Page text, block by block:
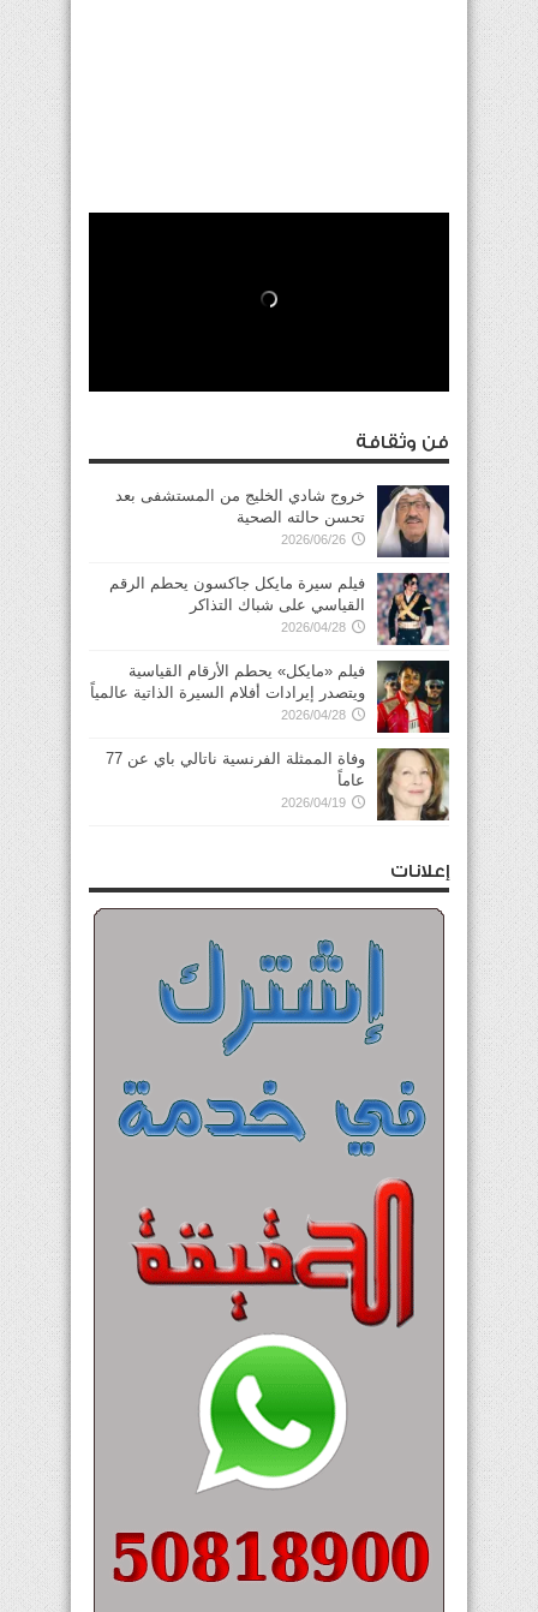
فن وثقافة
خروج شادي الخليج من المستشفى بعد
تحسن حالته الصحية
2026/06/26
فيلم سيرة مايكل جاكسون يحطم الرقم
القياسي على شباك التذاكر
2026/04/28
فيلم «مايكل» يحطم الأرقام القياسية
ويتصدر إيرادات أفلام السيرة الذاتية عالمياً
2026/04/28
وفاة الممثلة الفرنسية ناتالي باي عن 77
عاماً
2026/04/19
إعلانات